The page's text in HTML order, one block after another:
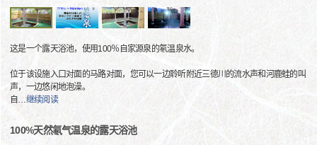
这是一个露天浴池，使用100％自家源泉的氡温泉水。
位于该设施入口对面的马路对面，您可以一边聆听附近三德川的流水声和河鹿蛙的叫
声，一边悠闲地泡澡。
自…继续阅读
100%天然氡气温泉的露天浴池